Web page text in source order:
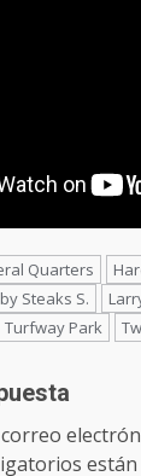
Quarters
Steaks S.
Turfway Park